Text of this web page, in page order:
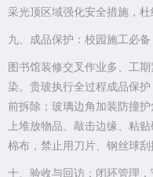
采光顶区域强化安全措施，杜
九、成品保护：校园施工必
图书馆装修交叉作业多、工
染。贵玻执行全过程成品保
前拆除；玻璃边角加装防撞
上堆放物品、敲击边缘、粘
棉布，禁止用刀片、钢丝球刮
十、验收与回访：闭环管理